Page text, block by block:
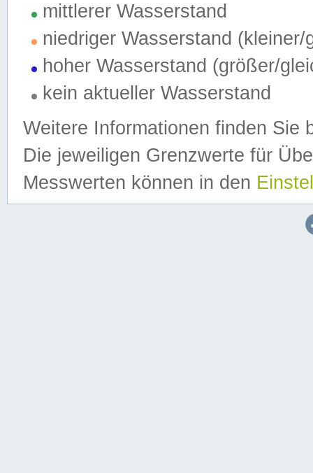
mittlerer Wasserstand
niedriger Wasserstand (kleiner/
hoher Wasserstand (größer/
kein aktueller Wasserstand
Weitere Informationen finden Sie
Die jeweiligen Grenzwerte für
Messwerten können in den